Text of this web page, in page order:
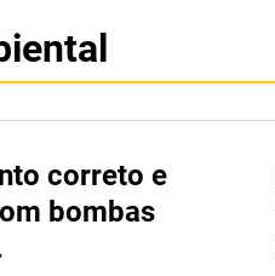
correto e
bombas